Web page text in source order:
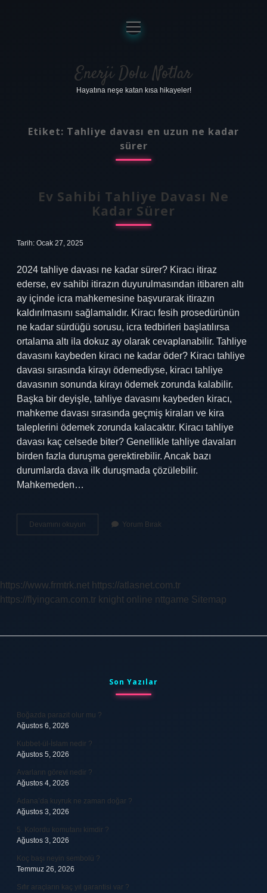
Anasayfa
Gizlilik Politikası
Yasal Uyarı
menüyü
aç
Enerji Dolu Notlar
Hayatına neşe katan kısa hikayeler!
Etiket: Tahliye davası en uzun ne kadar
sürer
Ev Sahibi Tahliye Davası Ne
Kadar Sürer
Tarih: Ocak 27, 2025
2024 tahliye davası ne kadar sürer? Kiracı itiraz
ederse, ev sahibi itirazın duyurulmasından itibaren altı
ay içinde icra mahkemesine başvurarak itirazın
kaldırılmasını sağlamalıdır. Kiracı fesih prosedürünün
ne kadar sürdüğü sorusu, icra tedbirleri başlatılırsa
ortalama altı ila dokuz ay olarak cevaplanabilir. Tahliye
davasını kaybeden kiracı ne kadar öder? Kiracı tahliye
davası sırasında kirayı ödemediyse, kiracı tahliye
davasının sonunda kirayı ödemek zorunda kalabilir.
Başka bir deyişle, tahliye davasını kaybeden kiracı,
mahkeme davası sırasında geçmiş kiraları ve kira
taleplerini ödemek zorunda kalacaktır. Kiracı tahliye
davası kaç celsede biter? Genellikle tahliye davaları
birden fazla duruşma gerektirebilir. Ancak bazı
durumlarda dava ilk duruşmada çözülebilir.
Mahkemeden…
Devamını okuyun
Sahibi
Sürer
Yorum Bırak
https://www.frmtrk.net https://atlasnet.com.tr
https://flyingcam.com.tr knight online nttgame Sitemap
Son Yazılar
Boğazda parazit olur mu ?
Ağustos 6, 2026
Kubbet-ül-İslam nedir ?
Ağustos 5, 2026
Avarların görevi nedir ?
Ağustos 4, 2026
Adana’da kuyruk ne zaman doğar ?
Ağustos 3, 2026
5. Kolordu komutanı kimdir ?
Ağustos 3, 2026
Koç başı neyin sembolü ?
Temmuz 26, 2026
Sıfır araçların kaç yıl garantisi var ?